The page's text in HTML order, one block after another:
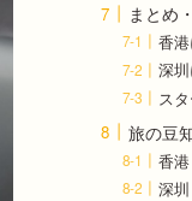
まとめ
香
深
ス
旅の豆
香港
深